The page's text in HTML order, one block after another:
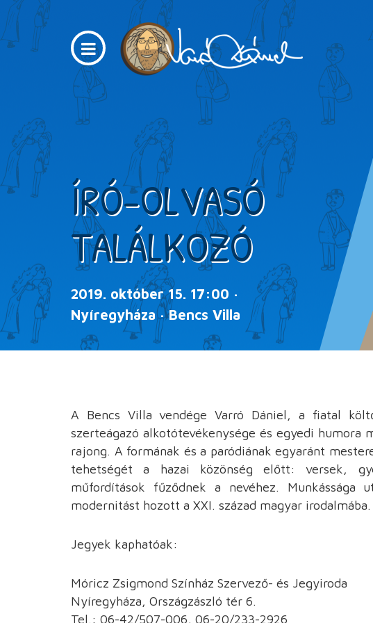
ÍRÓ-OLVASÓ
TALÁLKOZÓ
2019. október 15. 17:00 ·
Nyíregyháza · Bencs Villa
A Bencs Villa vendége Varró Dániel, a fiatal
szerteágazó alkotótevékenysége és egyedi humora
rajong. A formának és a paródiának egyaránt
tehetségét a hazai közönség előtt: versek,
műfordítások fűződnek a nevéhez. Munkássága
modernitást hozott a XXI. század magyar irodalmába.
Jegyek kaphatóak:
Móricz Zsigmond Színház Szervező- és Jegyiroda
Nyíregyháza, Országzászló tér 6.
Tel.: 06-42/507-006, 06-20/233-2926